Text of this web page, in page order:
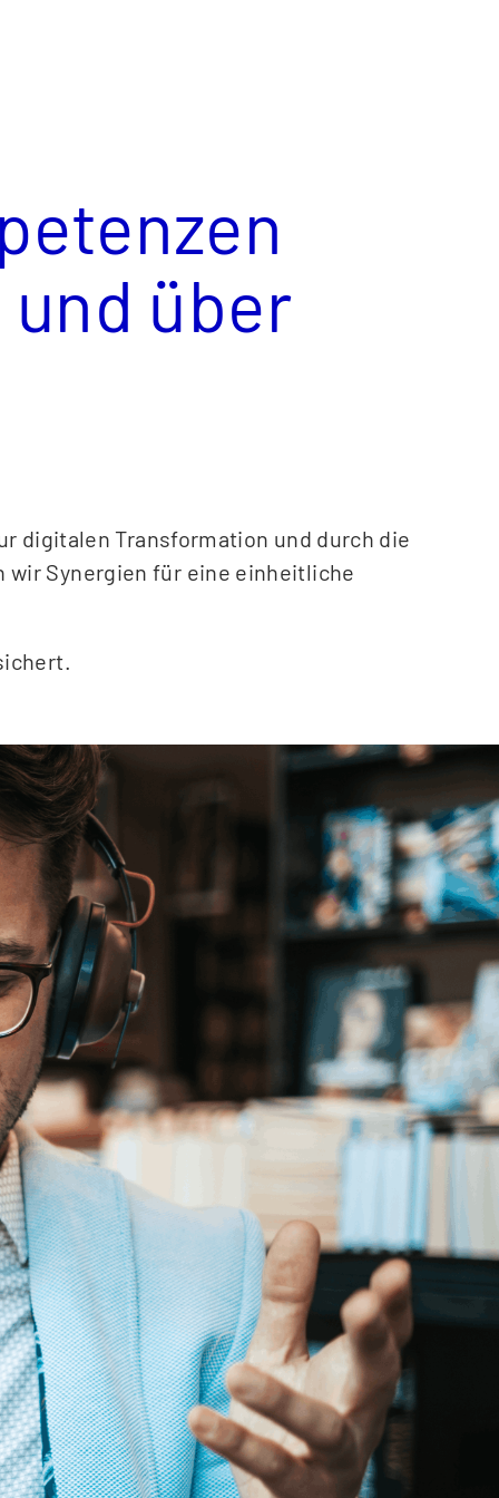
über
digitalen Transformation und durch die
wir Synergien für eine einheitliche